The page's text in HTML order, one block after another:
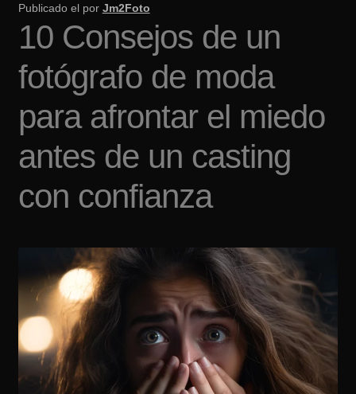
Publicado el por Jm2Foto
10 Consejos de un
fotógrafo de moda
para afrontar el miedo
antes de un casting
con confianza